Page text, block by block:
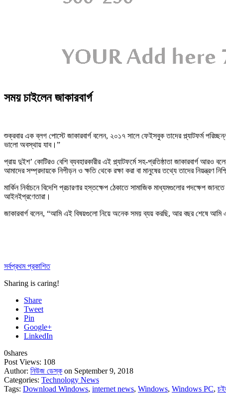
সময় চাইলেন জাকারবার্গ
শুক্রবার এক ব্লগ পোস্টে জাকারবার্গ বলেন, ২০১৭ সালে ফেইসবুক তাদের প্ল্যাটফর্ম
ভালো অবস্থায় যাব।”
প্রায় দুইশ’ কোটিরও বেশি ব্যবহারকারীর এই প্ল্যাটফর্মে সহ-প্রতিষ্ঠাতা জাকারবার্গ
আমাদের সম্প্রদায়কে নিপীড়ন ও ক্ষতি থেকে রক্ষা করা বা মানুষের তথ্যে তাদের নিয়ন্ত্রণ
মার্কিন নির্বাচনে বিদেশি প্রচারণার হস্তক্ষেপ ঠেকাতে সামাজিক মাধ্যমগুলোর পদক্ষেপ
আইনইপ্রণেতারা।
জাকারবার্গ বলেন, “আমি এই বিষয়গুলো নিয়ে অনেক সময় ব্যয় করছি, আর বছর শেষে আমি
সর্বপ্রথম প্রকাশিত
Sharing is caring!
Share
Tweet
Pin
Google+
LinkedIn
0shares
Post Views: 108
Author: নিউজ ডেস্ক on September 9, 2018
Categories: Technology News
Tags: Download Windows, internet news, Windows, Windows PC,